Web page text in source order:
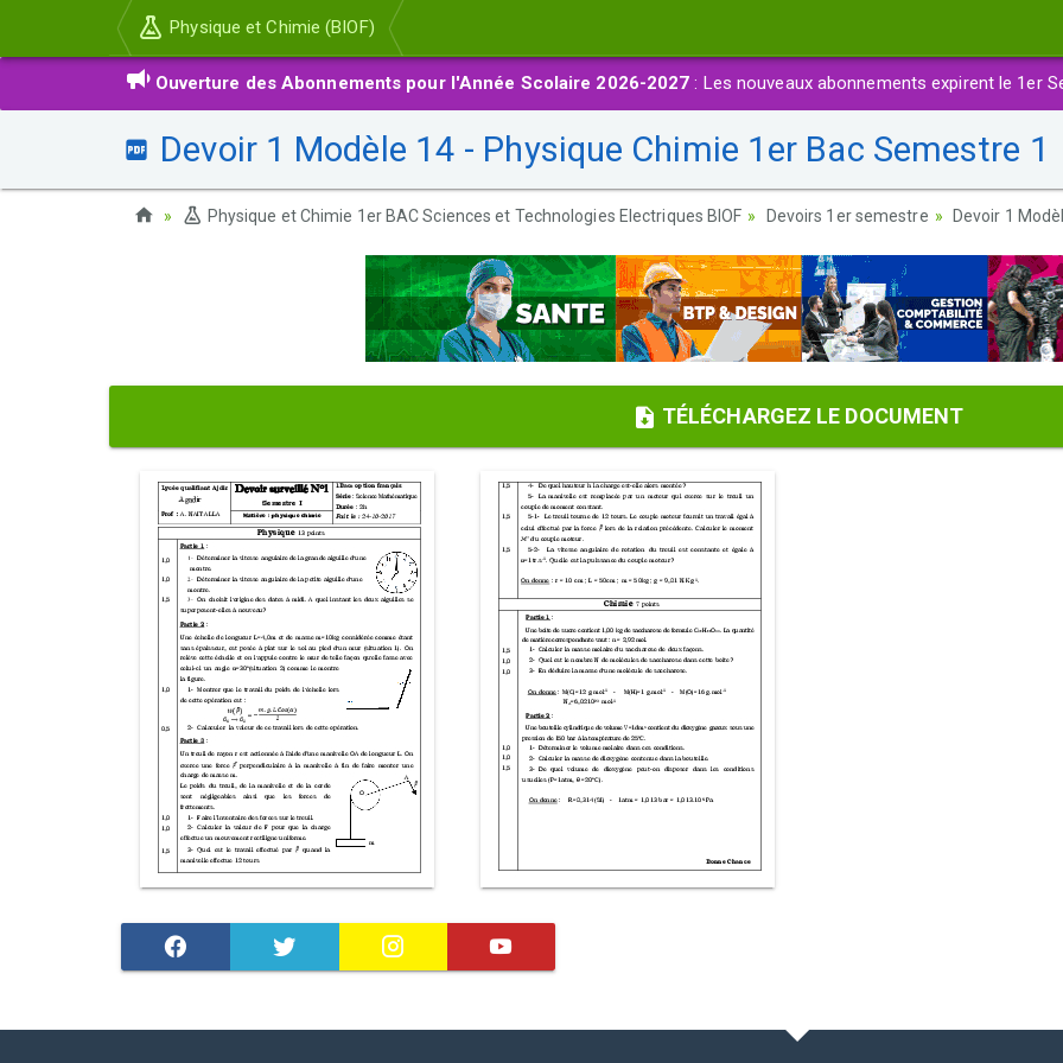
Physique et Chimie (BIOF)
Ouverture des Abonnements pour l'Année Scolaire 2026-2027 : Les nouveaux abonnements expirent le 1er
Devoir 1 Modèle 14 - Physique Chimie 1er Bac Semestre 1
Physique et Chimie 1er BAC Sciences et Technologies Electriques BIOF Devoirs 1er semestre Devoir 1
TÉLÉCHARGEZ LE DOCUMENT